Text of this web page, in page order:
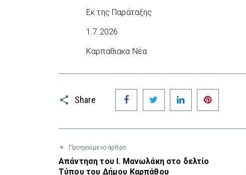
Εκ της Παράταξης
1.7.2026
Καρπαθιακα Νέα
Share
Facebook Twitter LinkedIn
Προηγούμενο άρθρο
Απάντηση του Ι. Μανωλάκη στο δελτίο
Τύπου του Δήμου Καρπάθου